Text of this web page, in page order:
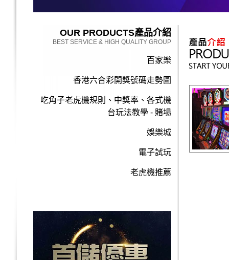
OUR PRODUCTS產品介紹
BEST SERVICE & HIGH QUALITY GROUP
百家樂
香港六合彩開獎號碼走勢圖
吃角子老虎機規則、中獎率、各式機
台玩法教學 - 賭場
娛樂城
電子試玩
老虎機推薦